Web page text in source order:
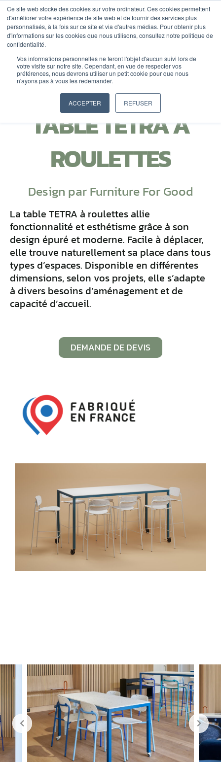
Ce site web stocke des cookies sur votre ordinateur. Ces cookies permettent
d'améliorer votre expérience de site web et de fournir des services plus
personnalisés, à la fois sur ce site et via d'autres médias. Pour obtenir plus
d'informations sur les cookies que nous utilisons, consultez notre politique de
confidentialité.
Vos informations personnelles ne feront l'objet d'aucun suivi lors de
votre visite sur notre site. Cependant, en vue de respecter vos
préférences, nous devrons utiliser un petit cookie pour que nous
n'ayons pas à vous les redemander.
ACCEPTER REFUSER
ALLER
AU
CONTENU
DEVIS
TABLE TÉTRA À
ROULETTES
Design par Furniture For Good
La table TETRA à roulettes allie
fonctionnalité et esthétisme grâce à son
design épuré et moderne. Facile à déplacer,
elle trouve naturellement sa place dans tous
types d’espaces. Disponible en différentes
dimensions, selon vos projets, elle s’adapte
à divers besoins d’aménagement et de
capacité d’accueil.
DEMANDE DE DEVIS